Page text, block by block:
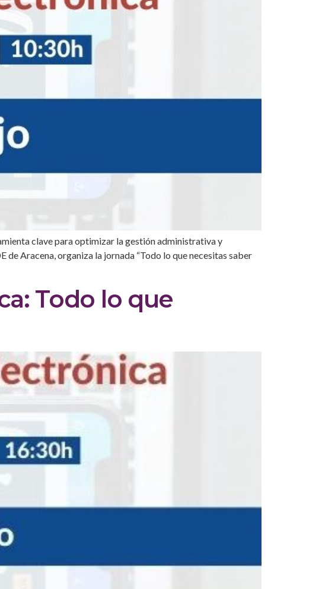
clave para optimizar la gestión administrativa y
Aracena, organiza la jornada “Todo lo que necesitas saber
Todo lo que